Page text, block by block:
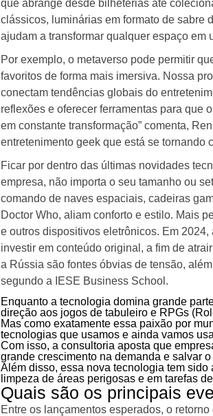
que abrange desde bilheterias até
clássicos, luminárias em formato de sabre
ajudam a transformar qualquer espaço em
Por exemplo, o metaverso pode permitir
favoritos de forma mais imersiva. Nossa
conectam tendências globais do
reflexões e oferecer ferramentas para que
em constante transformação” comenta,
entretenimento geek que está se tornando
Ficar por dentro das últimas novidades
empresa, não importa o seu tamanho ou
comando de naves espaciais, cadeiras
Doctor Who, aliam conforto e estilo. Mais
e outros dispositivos eletrônicos. Em
investir em conteúdo original, a fim de
a Rússia são fontes óbvias de tensão,
segundo a IESE Business School.
Enquanto a tecnologia domina grande
direção aos jogos de tabuleiro e RPGs
Mas como exatamente essa paixão por
tecnologias que usamos e ainda vamos
Com isso, a consultoria aposta que
grande crescimento na demanda e salvar o
Além disso, essa nova tecnologia tem
limpeza de áreas perigosas e em tarefas
Quais são os principais
Entre os lançamentos esperados, o